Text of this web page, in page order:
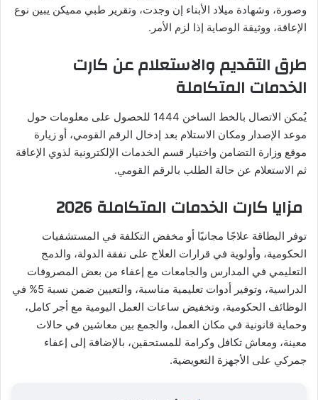
وصورة، وشهادة ميلاد الأبناء إن وجدت، وتقرير طبي مميكن يبين نوع
الإعاقة، ووثيقة الوصاية إذا لزم الأمر.
طرق التقديم والاستعلام عن كارت
الخدمات المتكاملة
يُمكن الاتصال بالخط الساخن 1444 للحصول على معلومات حول
موعد الإصدار ومكان الاستلام بعد إدخال الرقم القومي، أو زيارة
موقع وزارة التضامن واختيار قسم الخدمات الإلكترونية لذوي الإعاقة
ثم الاستعلام عن حالة الطلب بالرقم القومي.
مزايا كارت الخدمات المتكاملة 2026
توفر البطاقة علاجًا مجانيًا أو مخفض التكلفة في المستشفيات
الحكومية، وأولوية في قرارات العلاج على نفقة الدولة، والدمج
التعليمي في المدارس والجامعات مع إعفاء من بعض المصروفات
الدراسية، وتوفير أدوات تعليمية مناسبة، والتعيين ضمن نسبة 5% في
الوظائف الحكومية، وتخفيض ساعات العمل اليومية مع أجر كامل،
وحماية قانونية في مكان العمل، والجمع بين معاشين في حالات
معينة، ومعاش تكافل وكرامة للمستحقين، بالإضافة إلى إعفاء
جمركي على الأجهزة التعويضية.